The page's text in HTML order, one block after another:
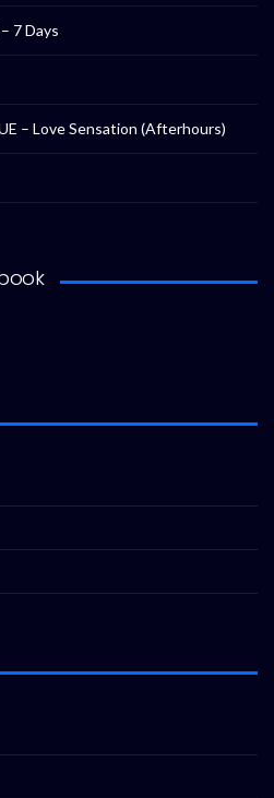
7 Days
– Love Sensation (Afterhours)